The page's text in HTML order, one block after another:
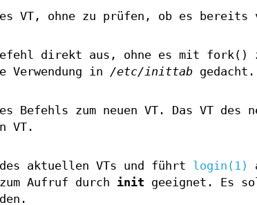
VT, ohne zu prüfen, ob es bereits
Befehl direkt aus, ohne es mit fork()
in /etc/inittabgedacht.
Befehls zum neuen VT. Das VT des
VT.
aktuellen VTs und führt
login(1)
Aufruf durch init geeignet. Es